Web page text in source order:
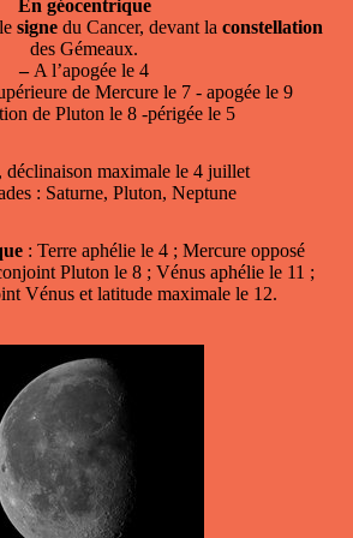
En géocentrique
signe du Cancer, devant la constellation
des Gémeaux.
–A l’apogée le 4
de Mercure le 7 - apogée le 9
de Pluton le 8 -périgée le 5
maximale le 4 juillet
: Saturne, Pluton, Neptune
: Terre aphélie le 4 ; Mercure opposé
Pluton le 8 ; Vénus aphélie le 11 ;
Vénus et latitude maximale le 12.